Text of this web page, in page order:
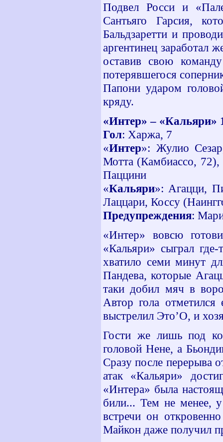
Подвел Росси и
Сантьяго Гарсия,
Бальдзаретти и
аргентинец заработал
оставив свою
потерявшегося
Папони ударом
кряду.
«Интер» – «Кальяри»
Гол: Харжа, 7
«Интер»: Жулио
Мотта (Камбиассо,
Паццини
«Кальяри»: Агацци,
Лаццари, Коссу
Предупреждения:
«Интер» вовсю
«Кальяри» сыграл
хватило семи минут
Пандева, которые
таки добил мяч в
Автор гола
выстрелил Это’О, и
Гости же лишь под
головой Нене, а
Сразу после перерыва
атак «Кальяри»
«Интера» была
били... Тем не менее,
встречи он
Майкон даже получил